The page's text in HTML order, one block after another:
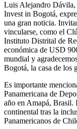
Luis Alejandro Dávila,
Invest in Bogotá,
una gran noticia.
vincularse, como el
Instituto Distrital de
económica de USD
mundial y
Bogotá, la casa de los
Es importante
Panamericana de
año en Amapá, Brasil.
continental tras la
Panamericanos de